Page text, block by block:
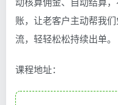
账，让老客户主动帮我
流，轻轻松松持续出单。
课程地址：